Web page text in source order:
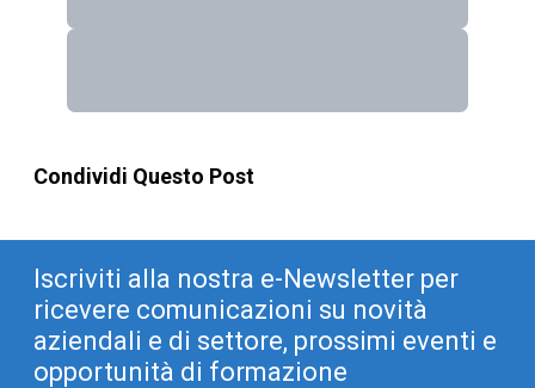
Condividi Questo Post
Iscriviti alla nostra e-Newsletter per
ricevere comunicazioni su novità
aziendali e di settore, prossimi eventi e
opportunità di formazione